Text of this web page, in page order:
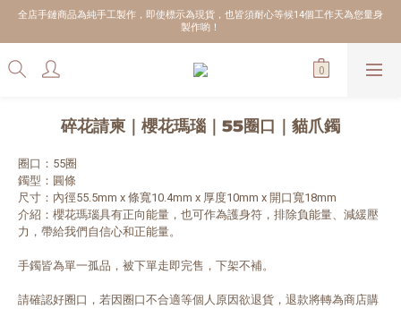
全店手鏈商品為純手工製作，即使標示為現貨，也皆須耐心等候14個工作天為您量身
製作喲！
碎花請柬｜櫻花瑪瑙｜55圈口｜貓爪鐲
圈口：55圈
鐲型：圓條
尺寸：內徑55.5mm x 條寬10.4mm x 厚度10mm x 開口寬18mm
介紹：櫻花瑪瑙具有正向能量，也可作為護身符，排除負能量、減緩壓
力，帶給我們自信心和正能量。
手鐲皆為單一孤品，被下單走即完售，下架不補。
請確認好圈口，若因圈口不合適等個人原因欲退貨，退款將轉為商店購